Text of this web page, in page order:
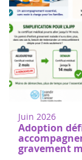
Juin 2026
Adoption
gravement
18
juin
2022